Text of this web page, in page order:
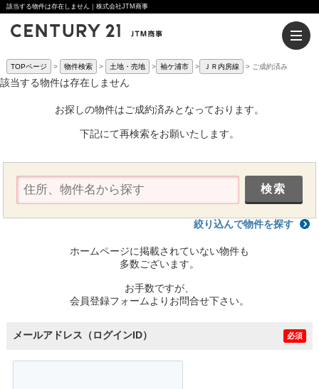
該当する物件は存在しません｜株式会社JTM商事
TOPページ 物件検索 土地・売地 袖ケ浦市 ＪＲ内房線 ご成約済み
該当する物件は存在しません
お探しの物件はご成約済みとなっております。
下記にて再検索をお願いたします。
絞り込んで物件を探す
ホームページに掲載されていない物件も
多数ございます。
お手数ですが、
会員登録フォームよりお問合せ下さい。
メールアドレス（ログインID） 必須